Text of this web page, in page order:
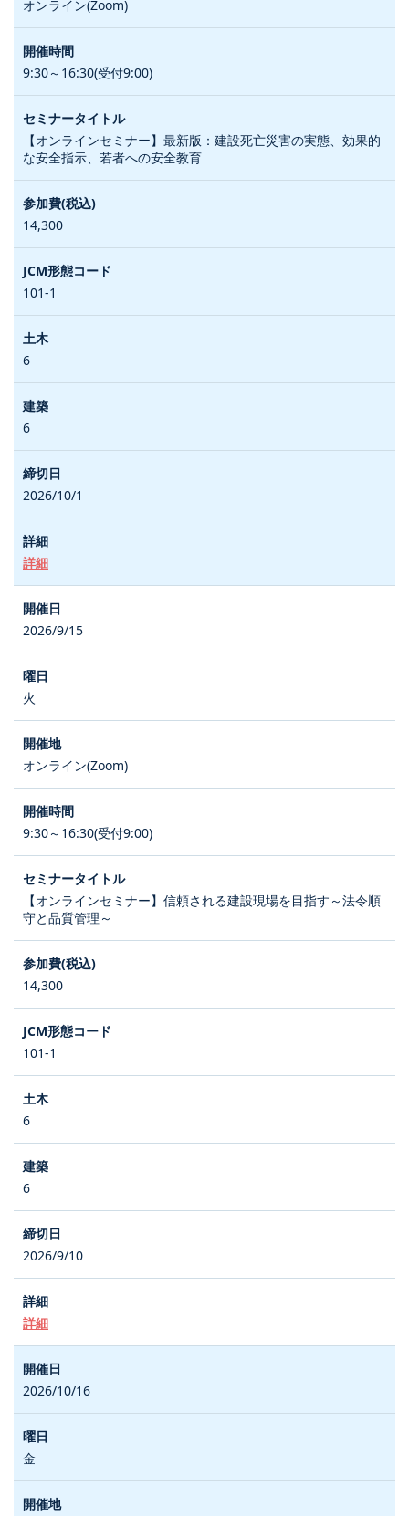
オンライン(Zoom)
9:30～16:30(受付9:00)
【オンラインセミナー】最新版：建設死亡災害の実態、効果的
な安全指示、若者への安全教育
14,300
101-1
6
6
2026/10/1
詳細
2026/9/15
火
オンライン(Zoom)
9:30～16:30(受付9:00)
【オンラインセミナー】信頼される建設現場を目指す～法令順
守と品質管理～
14,300
101-1
6
6
2026/9/10
詳細
2026/10/16
金